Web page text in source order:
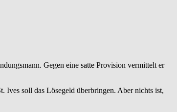
Gegen eine satte Provision vermittelt er
Ives soll das Lösegeld überbringen. Aber nichts ist,